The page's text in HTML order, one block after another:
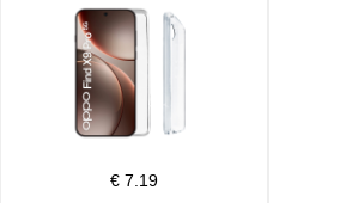
PROTECTION ΔΙΑΦΑΝΗ
€ 7.19